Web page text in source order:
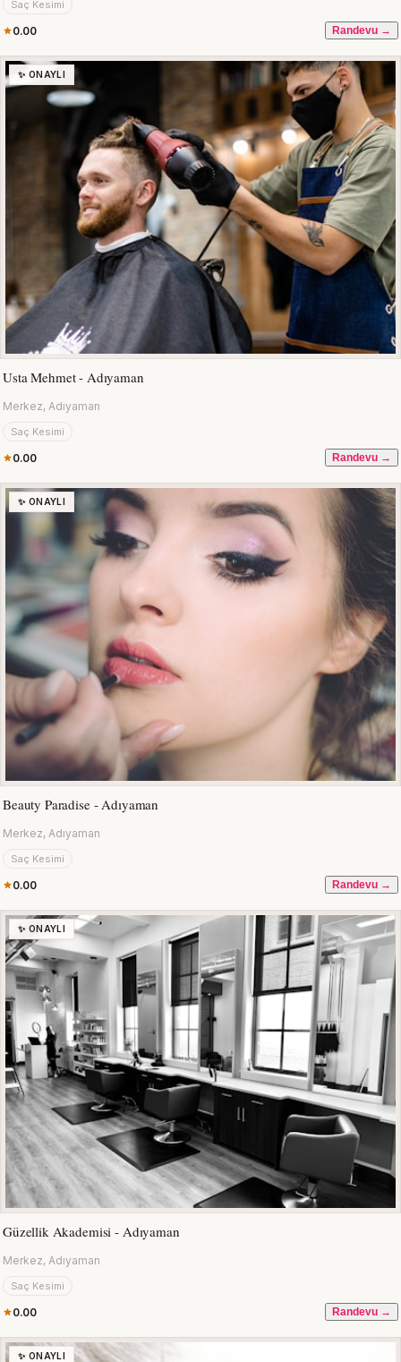
Saç Kesimi
0.00 Randevu →
✨ ONAYLI
Usta Mehmet - Adıyaman
Merkez, Adıyaman
Saç Kesimi
0.00 Randevu →
✨ ONAYLI
Beauty Paradise - Adıyaman
Merkez, Adıyaman
Saç Kesimi
0.00 Randevu →
✨ ONAYLI
Güzellik Akademisi - Adıyaman
Merkez, Adıyaman
Saç Kesimi
0.00 Randevu →
✨ ONAYLI